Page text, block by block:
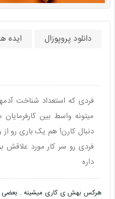
دانلود پروپوزال ایده
فردی که استعداد شناخت
میتونه واسط بین
دنبال کارن! هم یک باری رو
فردی رو سر کار مورد علاقش
داره
هرکس بهش ی کاری میشینه . بعضی